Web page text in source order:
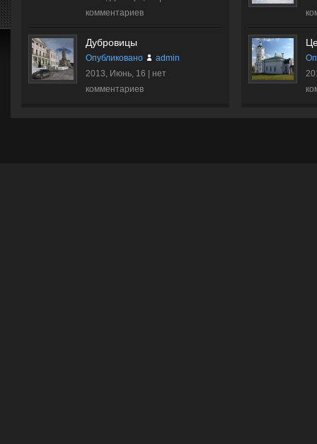
комментариев
Дубровицы
Опубликовано
admin
2013, Июнь, 16 | нет
комментариев